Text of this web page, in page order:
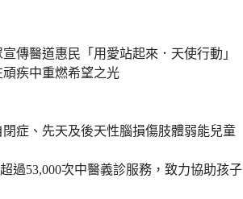
傳醫道惠民「用愛站起來．天使行動」
疾中重燃希望之光
症、先天及後天性腦損傷肢體弱能兒童
過53,000次中醫義診服務，致力協助孩子